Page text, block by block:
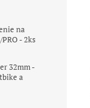
na
- 2ks
32mm -
a